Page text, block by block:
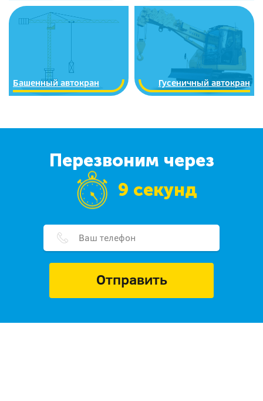
Башенный автокран Гусеничный автокран
Перезвоним через
9 секунд
Отправить